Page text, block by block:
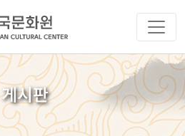
게시판